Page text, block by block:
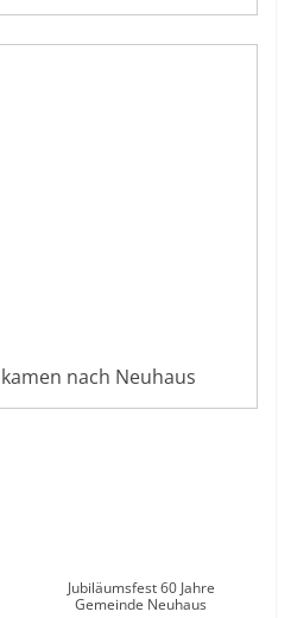
nach Neuhaus
Jubiläumsfest 60 Jahre
Gemeinde Neuhaus